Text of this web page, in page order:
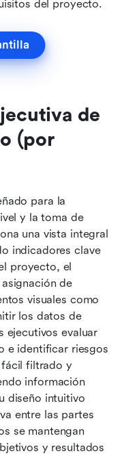
del proyecto.
de
(por
para la
y la toma de
una vista integral
indicadores clave
proyecto, el
de
visuales como
los datos de
ejecutivos evaluar
e identificar riesgos
fácil filtrado y
información
diseño intuitivo
entre las partes
se mantengan
y resultados